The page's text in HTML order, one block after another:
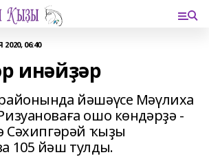
06:40
инәйҙәр
йәшәүсе Мәүлиха
ошо көндәрҙә -
Сәхипгәрәй ҡыҙы
105 йәш тулды.